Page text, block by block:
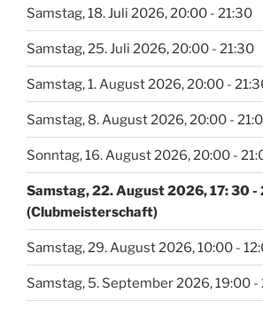
Samstag, 18. Juli 2026, 20:00 - 21:30
Samstag, 25. Juli 2026, 20:00 - 21:30
Samstag, 1. August 2026, 20:00 -
Samstag, 8. August 2026, 20:00 -
Sonntag, 16. August 2026, 20:00 -
Samstag, 22. August 2026, 17: 30
(Clubmeisterschaft)
Samstag, 29. August 2026, 10:00 -
Samstag, 5. September 2026, 19:00 -